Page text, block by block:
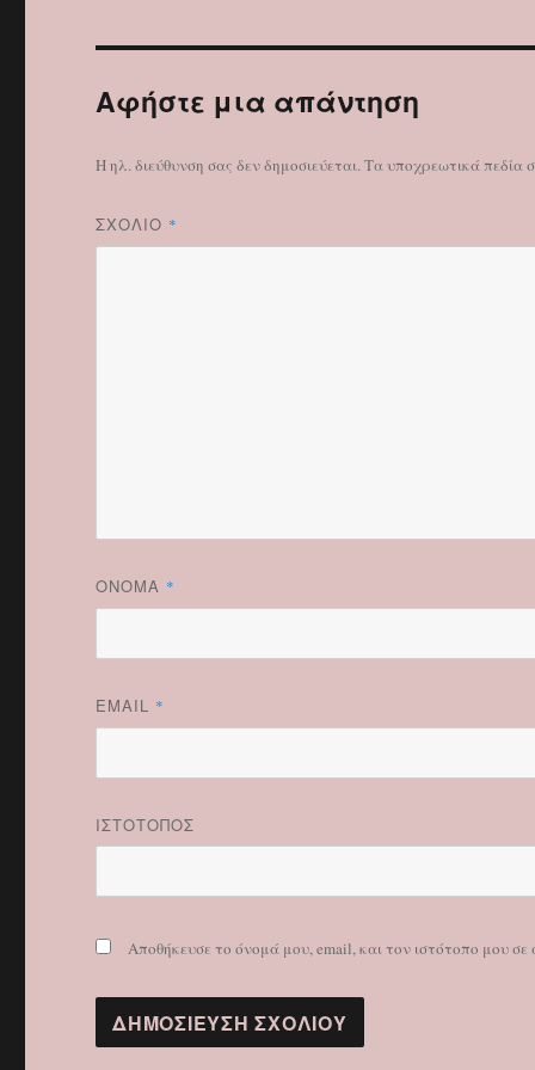
Αφήστε μια απάντηση
Η ηλ. διεύθυνση σας δεν δημοσιεύεται.Τα υποχρεωτικά πεδία
ΣΧΌΛΙΟ *
ΌΝΟΜΑ *
EMAIL *
ΙΣΤΌΤΟΠΟΣ
Αποθήκευσε το όνομά μου, email, και τον ιστότοπο μου